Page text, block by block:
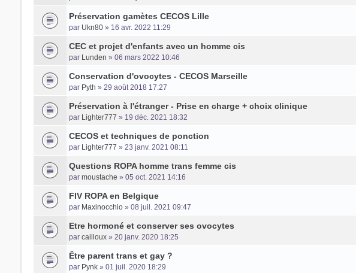
Préservation gamètes CECOS Lille
par Ukn80» 16 avr. 2022 11:29
CEC et projet d'enfants avec un homme cis
par Lunden » 06 mars 2022 10:46
Conservation d'ovocytes - CECOS Marseille
par Pyth » 29 août 2018 17:27
Préservation à l'étranger - Prise en charge + choix clinique
par Lighter777 » 19 déc. 2021 18:32
CECOS et techniques de ponction
par Lighter777 » 23 janv. 2021 08:11
Questions ROPA homme trans femme cis
par moustache » 05 oct. 2021 14:16
FIV ROPA en Belgique
par Maxinocchio» 08 juil. 2021 09:47
Etre hormoné et conserver ses ovocytes
par cailloux» 20 janv. 2020 18:25
Être parent trans et gay ?
par Pynk» 01 juil. 2020 18:29